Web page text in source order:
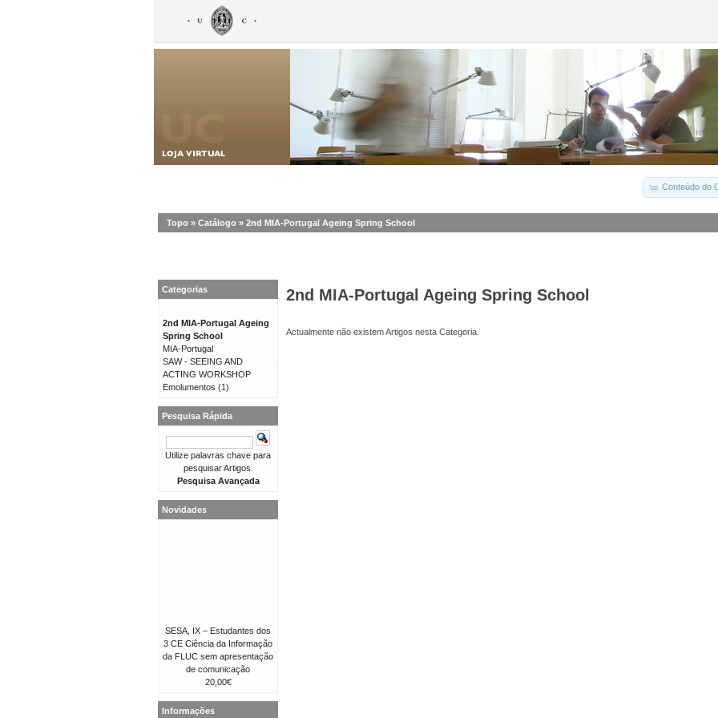
Conteúdo do
Topo » Catálogo » 2nd MIA-Portugal Ageing Spring School
2nd MIA-Portugal Ageing Spring School
Actualmente não existem Artigos nesta Categoria.
Categorias
2nd MIA-Portugal Ageing
Spring School
MIA-Portugal
SAW - SEEING AND
ACTING WORKSHOP
Emolumentos (1)
Pesquisa Rápida
Utilize palavras chave para
pesquisar Artigos.
Pesquisa Avançada
Novidades
SESA, IX – Estudantes dos
3 CE Ciência da Informação
da FLUC sem apresentação
de comunicação
20,00€
Informações